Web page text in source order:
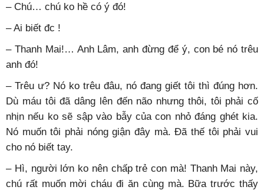
– Chú… chú ko hề có ý đó!
– Ai biết đc !
– Thanh Mai!… Anh Lâm, anh đừng để ý, con bé nó trêu
anh đó!
– Trêu ư? Nó ko trêu đâu, nó đang giết tôi thì đúng hơn.
Dù máu tôi đã dâng lên đến não nhưng thôi, tôi phải cố
nhịn nếu ko sẽ sập vào bẫy của con nhỏ đáng ghét kia.
Nó muốn tôi phải nóng giận đây mà. Đã thế tôi phải vui
cho nó biết tay.
– Hì, người lớn ko nên chấp trẻ con mà! Thanh Mai này,
chú rất muốn mời cháu đi ăn cùng mà. Bữa trước thấy